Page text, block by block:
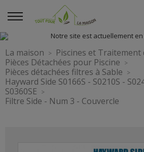
La maison Piscines et Traitement
Pièces Détachées pour Piscine
Pièces détachées filtres à Sable
Hayward Side S0166S - S0210S -
S0360SE
Filtre Side - Num 3 - Couvercle